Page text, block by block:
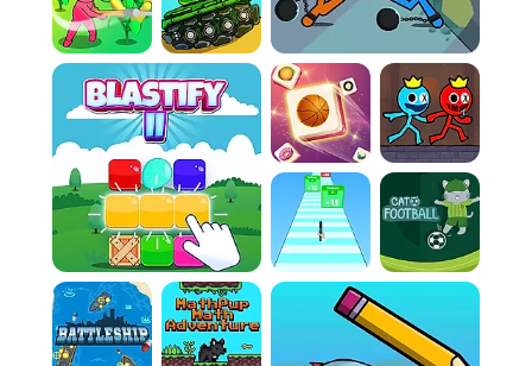
nouvelles parcelles dès que possible pour
débloquer des cultures plus rentables.
Diversifiez votre production pour stabiliser et
augmenter vos revenus.
Règle 5:Automatisez avec discernement.
Recrutez des managers pour vous soulager
des tâches répétitives. Un manager bien placé
peut doubler votre productivité pendant votre
absence.
Règle 6:Chassez les talents. Soyez à l'affût des
managers spéciaux avec des capacités
uniques. Ils peuvent transformer une ferme
ordinaire en un véritable empire agricole.
Controls: